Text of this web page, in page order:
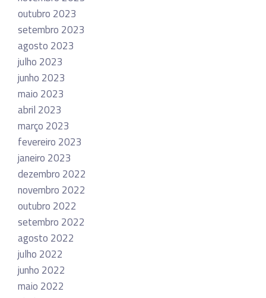
outubro 2023
setembro 2023
agosto 2023
julho 2023
junho 2023
maio 2023
abril 2023
março 2023
fevereiro 2023
janeiro 2023
dezembro 2022
novembro 2022
outubro 2022
setembro 2022
agosto 2022
julho 2022
junho 2022
maio 2022